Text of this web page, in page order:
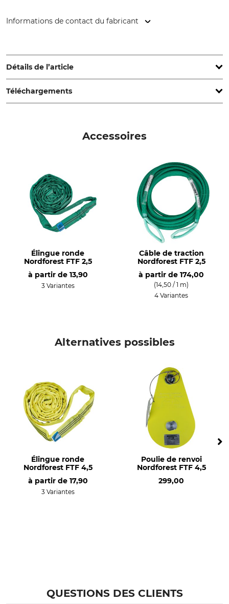
Informations de contact du fabricant
www.grube.de
Détails de l’article
Marque
Nordforest
Poulie de renvoi
14 mm
Longueur
26,6 cm
Largeur
17 cm
Hauteur
Téléchargements
Accessoires
Élingue ronde
Nordforest FTF 2,5
à partir de 13,90
3 Variantes
Câble de traction
Nordforest FTF 2,5
à partir de 174,00
(14,50 / 1 m)
4 Variantes
Alternatives possibles
Élingue ronde
Nordforest FTF 4,5
à partir de 17,90
3 Variantes
Poulie de renvoi
Nordforest FTF 4,5
299,00
QUESTIONS DES CLIENTS